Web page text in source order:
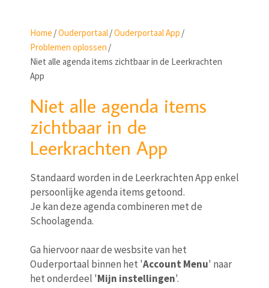
Home /Ouderportaal/Ouderportaal App /
Problemen oplossen /
Niet alle agenda items zichtbaar in de Leerkrachten
App
Niet alle agenda items
zichtbaar in de
Leerkrachten App
Standaard worden in de Leerkrachten App enkel
persoonlijke agenda items getoond.
Je kan deze agenda combineren met de
Schoolagenda.
Ga hiervoor naar de wesbsite van het
Ouderportaal binnen het 'Account Menu' naar
het onderdeel 'Mijn instellingen'.